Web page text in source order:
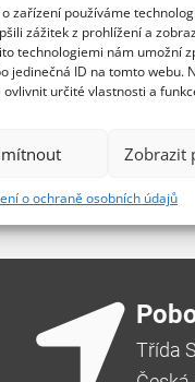
zařízení používáme
zážitek z prohlížení a
technologiemi nám umožní
jedinečná ID na tomto webu.
určité vlastnosti a
Zobrazit
o ochraně osobních údajů
události
Třída